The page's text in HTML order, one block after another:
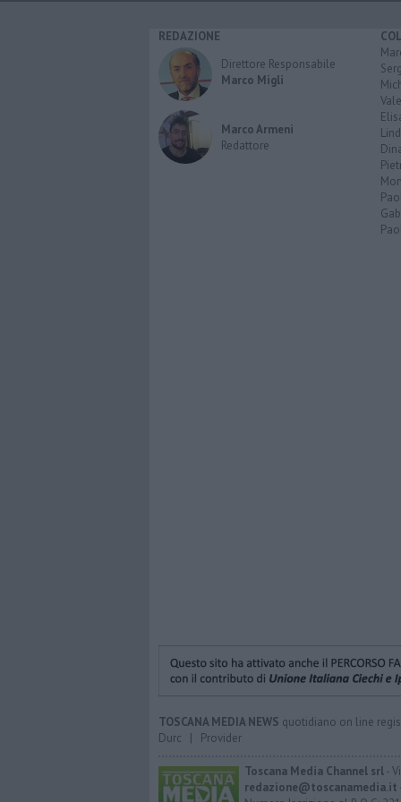
REDAZIONE
Direttore Responsabile
Marco Migli
Marco Armeni
Redattore
TOSCANA MEDIA NEWS quotidiano on line
Durc | Provider
Toscana Media Channel srl-
redazione@toscanamedia.it